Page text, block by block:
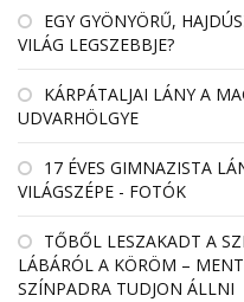
EGY GYÖNYÖRŰ,
VILÁG LEGSZEBBJE?
KÁRPÁTALJAI LÁNY A
UDVARHÖLGYE
17 ÉVES GIMNAZISTA
VILÁGSZÉPE - FOTÓK
TŐBŐL LESZAKADT A
LÁBÁRÓL A KÖRÖM –
SZÍNPADRA TUDJON ÁLLNI